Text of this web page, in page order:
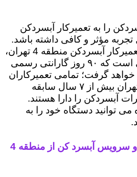
را به تعمیرکار آبسردکن
مؤثر و کافی داشته باشد.
با این وجو مشخصات تعمیرکار آبسردکن منطقه 4 تهران،
مشخصات قابل توجهی است که ۹۰ روز گارانتی رسمی
گرفت؛ تمامی تعمیرکاران
آبسردکن در منطقه 4 تهران بیش از ۷ سال سابقه
آبسردکن را دارا هستند.
می توانید دستگاه خود را به
نحوه درخواست تعمیر و سرویس آبسرد کن از منطقه 4